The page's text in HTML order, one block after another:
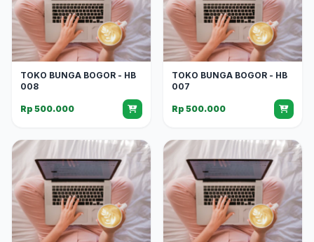
TOKO BUNGA BOGOR - HB
008
Rp 500.000
TOKO BUNGA BOGOR - HB
007
Rp 500.000